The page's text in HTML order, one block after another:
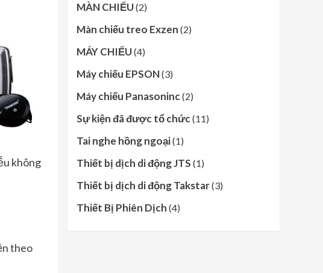
không
theo
MÀN CHIẾU(2)
Màn chiếu treo Exzen (2)
MÁY CHIẾU(4)
Máy chiếu EPSON(3)
Máy chiếu Panasoninc(2)
Sự kiện đã được tổ chức(11)
Tai nghe hồng ngoại(1)
Thiết bị dịch di động JTS (1)
Thiết bị dịch di động Takstar(3)
Thiết Bị Phiên Dịch (4)